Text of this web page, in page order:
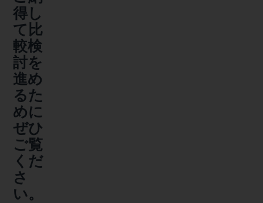
得し
て比
較検
討を
進め
るた
めに
ぜひ
ご覧
くだ
さ
い。